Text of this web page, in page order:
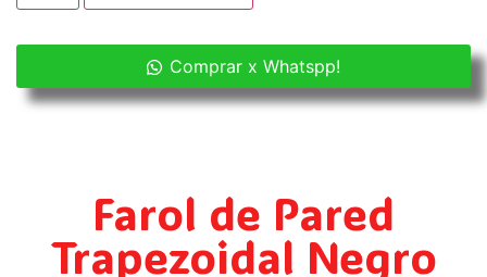
Comprar x Whatspp!
Farol de Pared
Trapezoidal Negro